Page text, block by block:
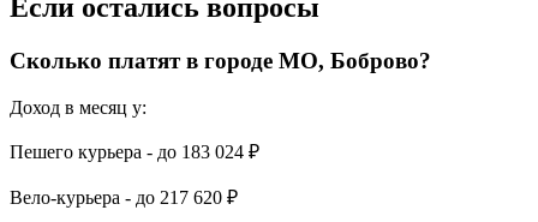
Если остались вопросы
Сколько платят в городе МО, Боброво?
Доход в месяц у:
Пешего курьера - до 183 024 ₽
Вело-курьера - до 217 620 ₽